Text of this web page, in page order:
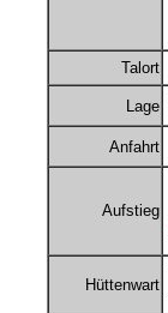
Talort
Lage
Anfahrt
Aufstieg
Hüttenwart